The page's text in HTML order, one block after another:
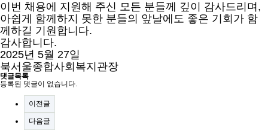
이번 채용에 지원해 주신 모든 분들께 깊이 감사드리며,
아쉽게 함께하지 못한 분들의 앞날에도 좋은 기회가 함
께하길 기원합니다.
감사합니다.
2025년 5월 27일
북서울종합사회복지관장
댓글목록
등록된 댓글이 없습니다.
이전글
다음글